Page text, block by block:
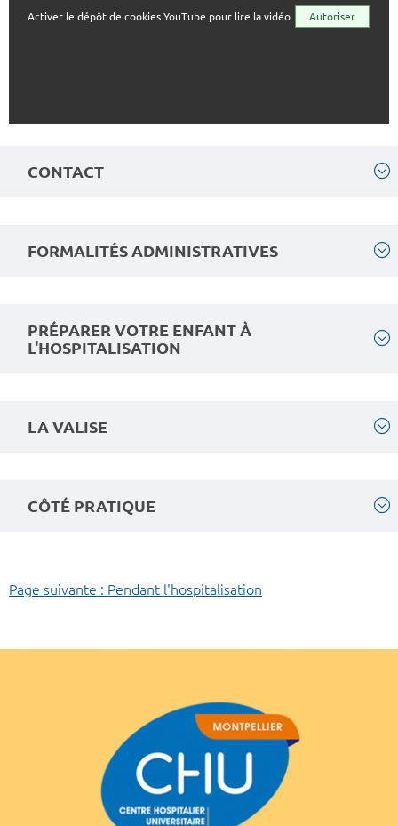
Activer le dépôt de cookies YouTube pour lire la vidéo Autoriser
CONTACT
FORMALITÉS ADMINISTRATIVES
PRÉPARER VOTRE ENFANT À
L'HOSPITALISATION
LA VALISE
CÔTÉ PRATIQUE
Page suivante : Pendant l'hospitalisation